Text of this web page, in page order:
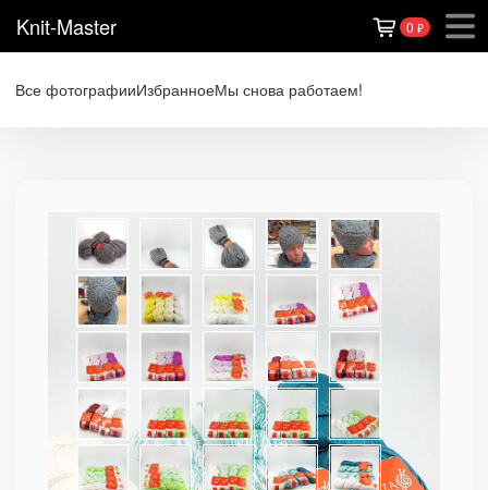
Knit-Master 0 ₽
Все фотографииИзбранноеМы снова работаем!